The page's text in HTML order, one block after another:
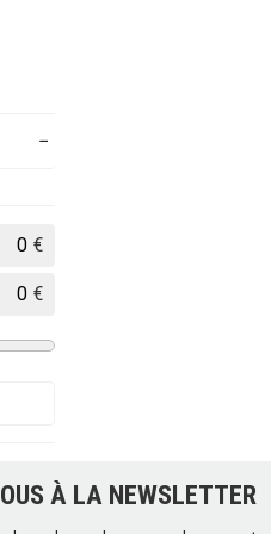
€
€
À LA NEWSLETTER